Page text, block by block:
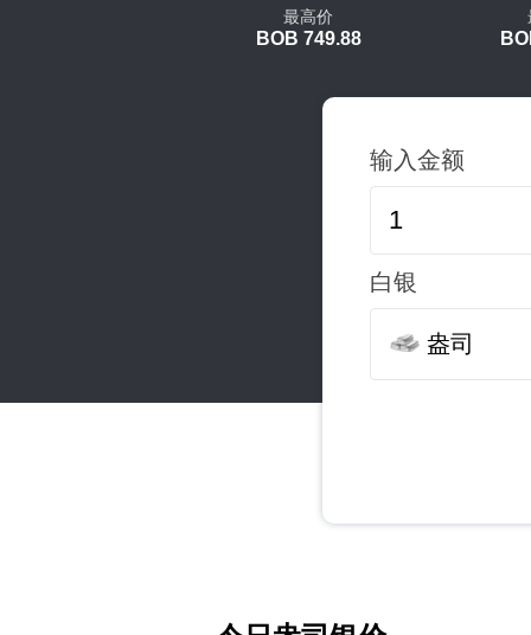
最高价
BOB 749.88
输入金额
白银
盎司